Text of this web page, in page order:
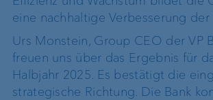
eine nachhaltige Verbesserung der
Urs Monstein, Group CEO der VP
freuen uns über das Ergebnis für
Halbjahr 2025. Es bestätigt die
strategische Richtung. Die Bank